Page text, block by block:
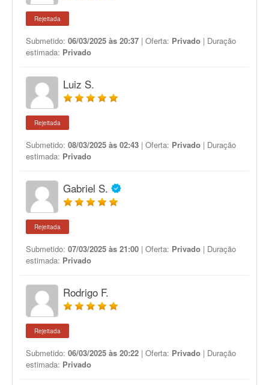
Rejeitada
Submetido: 06/03/2025 às 20:37 | Oferta: Privado | Duração
estimada: Privado
Luiz S.
Rejeitada
Submetido: 08/03/2025 às 02:43 | Oferta: Privado | Duração
estimada: Privado
Gabriel S.
Rejeitada
Submetido: 07/03/2025 às 21:00 | Oferta: Privado | Duração
estimada: Privado
Rodrigo F.
Rejeitada
Submetido: 06/03/2025 às 20:22 | Oferta: Privado | Duração
estimada: Privado